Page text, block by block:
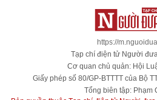
https://
Tạp chí điện tử Người
Cơ quan chủ quản: Hội
Giấy phép số 80/GP-BTTTT của Bộ
Tổng biên tập: Phạm